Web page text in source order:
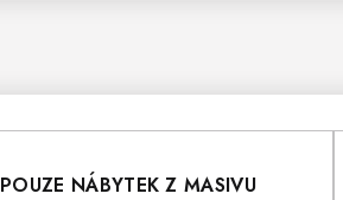
POUZE NÁBYTEK Z MASIVU